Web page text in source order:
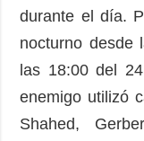
durante el día.
nocturno desde
las 18:00 del
enemigo utilizó
Shahed,